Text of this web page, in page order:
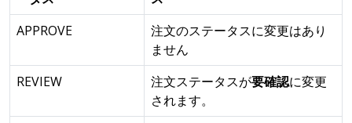
APPROVE
注文のステータスに変更はあり
ません
REVIEW
注文ステータスが要確認に変更
されます。